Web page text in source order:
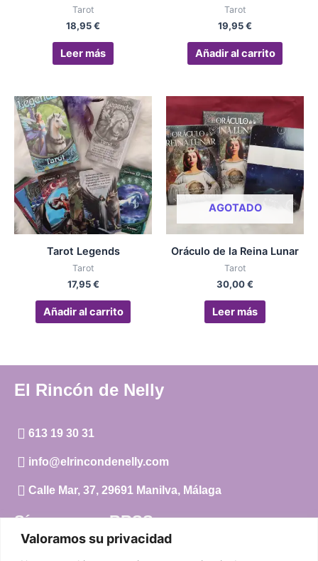
Valoramos su privacidad
Tarot
18,95€
Leer más
Tarot
19,95€
Añadir al carrito
Tarot Legends
Tarot
17,95€
Añadir al carrito
AGOTADO
Oráculo de la Reina Lunar
Tarot
30,00€
Leer más
El Rincón de Nelly
613 19 30 31
info@elrincondenelly.com
Calle Mar, 37, 29691 Manilva, Málaga
Síguenos en RRSS